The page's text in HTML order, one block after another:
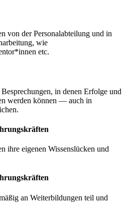
von der Personalabteilung und in
wie
etc.
in denen Erfolge und
werden können — auch in
ihre eigenen Wissenslücken und
an Weiterbildungen teil und